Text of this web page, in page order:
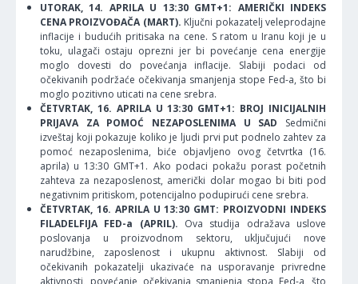
UTORAK, 14. APRILA U 13:30 GMT+1: AMERIČKI INDEKS
CENA PROIZVOĐAČA (MART). Ključni pokazatelj veleprodajne
inflacije i budućih pritisaka na cene. S ratom u Iranu koji je u
toku, ulagači ostaju oprezni jer bi povećanje cena energije
moglo dovesti do povećanja inflacije. Slabiji podaci od
očekivanih podržaće očekivanja smanjenja stope Fed-a, što bi
moglo pozitivno uticati na cene srebra.
ČETVRTAK, 16. APRILA U 13:30 GMT+1: BROJ INICIJALNIH
PRIJAVA ZA POMOĆ NEZAPOSLENIMA U SAD Sedmični
izveštaj koji pokazuje koliko je ljudi prvi put podnelo zahtev za
pomoć nezaposlenima, biće objavljeno ovog četvrtka (16.
aprila) u 13:30 GMT+1. Ako podaci pokažu porast početnih
zahteva za nezaposlenost, američki dolar mogao bi biti pod
negativnim pritiskom, potencijalno podupirući cene srebra.
ČETVRTAK, 16. APRILA U 13:30 GMT: PROIZVODNI INDEKS
FILADELFIJA FED-a (APRIL). Ova studija odražava uslove
poslovanja u proizvodnom sektoru, uključujući nove
narudžbine, zaposlenost i ukupnu aktivnost. Slabiji od
očekivanih pokazatelji ukazivaće na usporavanje privredne
aktivnosti, povećanje očekivanja smanjenja stopa Fed-a, što